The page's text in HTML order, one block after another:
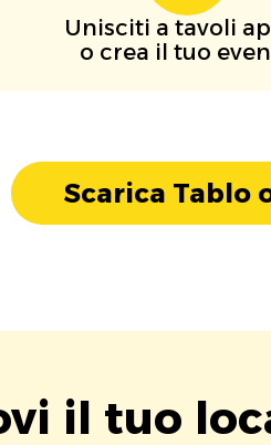
Unisciti a tavoli
o crea il tuo
Scarica Tablo
il tuo